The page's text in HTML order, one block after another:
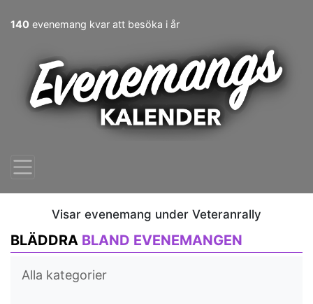
140 evenemang kvar att besöka i år
Visar evenemang under Veteranrally
BLÄDDRA BLAND EVENEMANGEN
Alla kategorier